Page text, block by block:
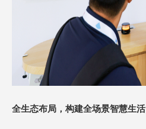
全生态布局 ， 构建全场景智慧生活